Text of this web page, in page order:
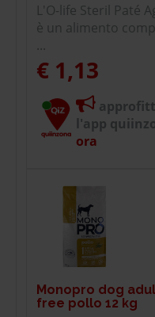
L'O-life Steril Paté
è un alimento
...
€ 1,13
l'app
ora
Monopro dog
free pollo 12 kg